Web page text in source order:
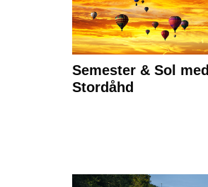
Semester & Sol med
Stordåhd